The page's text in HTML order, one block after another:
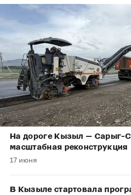
На дороге Кызыл — Сарыг-
масштабная реконструкция
17 июня
В Кызыле стартовала